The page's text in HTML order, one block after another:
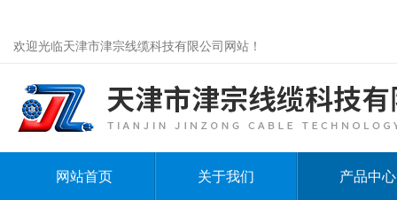
欢迎光临天津市津宗线缆科技有限公司网站！
网站首页 关于我们 产品中心